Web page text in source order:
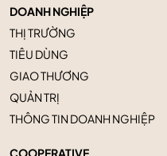
DOANH NGHIỆP
THỊ TRƯỜNG
TIÊU DÙNG
GIAO THƯƠNG
QUẢN TRỊ
THÔNG TIN DOANH NGHIỆP
COOPERATIVE